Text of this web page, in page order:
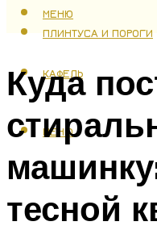
ПЛИНТУСА И ПОРОГИ
КАФЕЛЬ
МЕНЮ
МЕНЮ
Куда
тесной